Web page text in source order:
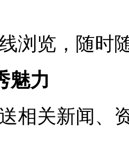
浏览，随时
魅力
相关新闻、